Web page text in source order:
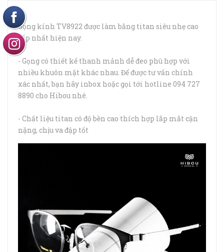
Gọng kính TV8922 được làm bằng titan siêu nhẹ cao
cấp nhất hiện nay.
- Gọng có thiết kế thanh mảnh dễ đeo phù hợp với
nhiều khuôn mặt khác nhau. Để được tư vấn chính
xác nhất, bạn hãy inbox hoặc gọi tới hotline 094 727
8890 cho Hibou nhé.
- Chất liệu titan có độ bền cao thích hợp lắp mắt cận
nặng, chịu va đập tốt